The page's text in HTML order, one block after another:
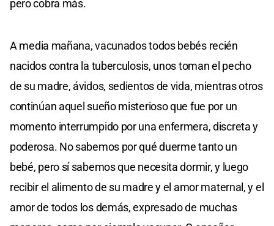
pero cobra más.
A media mañana, vacunados todos bebés recién
nacidos contra la tuberculosis, unos toman el pecho
de su madre, ávidos, sedientos de vida, mientras otros
continúan aquel sueño misterioso que fue por un
momento interrumpido por una enfermera, discreta y
poderosa. No sabemos por qué duerme tanto un
bebé, pero sí sabemos que necesita dormir, y luego
recibir el alimento de su madre y el amor maternal, y el
amor de todos los demás, expresado de muchas